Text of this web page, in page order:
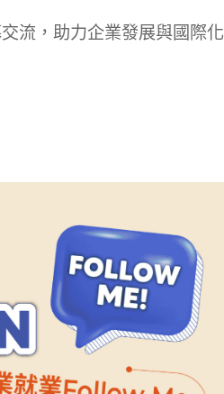
流，助力企業發展與國際化